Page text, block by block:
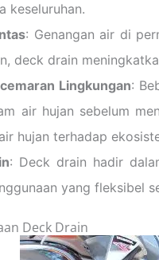
keseluruhan.
: Genangan air di
deck drain
Lingkungan:
air hujan sebelum
hujan terhadap
: Deck drain hadir
yang fleksibel
Deck Drain